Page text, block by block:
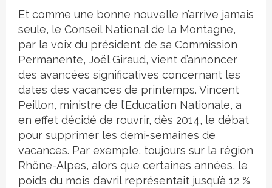
Et comme une bonne nouvelle n’arrive jamais
seule, le Conseil National de la Montagne,
par la voix du président de sa Commission
Permanente, Joël Giraud, vient d’annoncer
des avancées significatives concernant les
dates des vacances de printemps. Vincent
Peillon, ministre de l’Education Nationale, a
en effet décidé de rouvrir, dès 2014, le débat
pour supprimer les demi-semaines de
vacances. Par exemple, toujours sur la région
Rhône-Alpes, alors que certaines années, le
poids du mois d’avril représentait jusqu’à 12 %